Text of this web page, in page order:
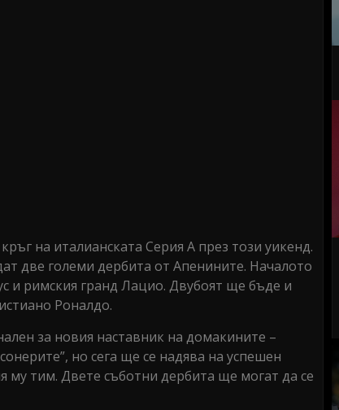
на италианската Серия А през този уикенд.
две големи дербита от Апенините. Началото
и римския гранд Лацио. Двубоят ще бъде и
Роналдо.
за новия наставник на домакините –
но сега ще се надява на успешен
му тим. Двете съботни дербита ще могат да се